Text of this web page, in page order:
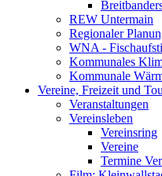
REW Untermain
Regionaler
WNA -
Kommunales
Kommunale
Vereine, Freizeit und
Veranstaltungen
Vereinsleben
Vereinsring
Vereine
Termine